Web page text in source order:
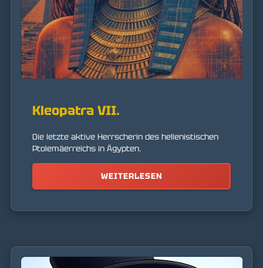
Kleopatra VII.
Die letzte aktive Herrscherin des hellenistischen
Ptolemäerreichs in Ägypten.
WEITERLESEN